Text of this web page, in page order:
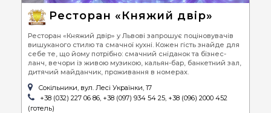
Ресторан «Княжий двір»
Ресторан «Княжий двір» у Львові запрошує поціновувачів
вишуканого стилю та смачної кухні. Кожен гість знайде для
себе те, що йому потрібно: смачний сніданок та бізнес-
ланч, вечори із живою музикою, кальян-бар, банкетний зал,
дитячий майданчик, проживання в номерах.
Сокільники, вул. Лесі Українки, 17
+38 (032) 227 06 86, +38 (097) 934 54 25, +38 (096) 2000 452
(готель)